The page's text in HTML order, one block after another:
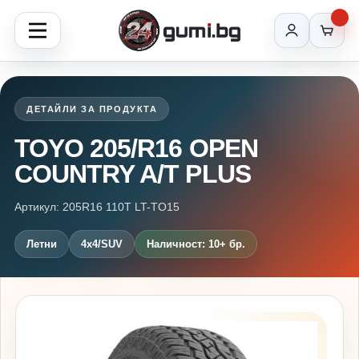
ДЕТАЙЛИ ЗА ПРОДУКТА
TOYO 205/R16 OPEN
COUNTRY A/T PLUS
Артикул: 205R16 110T LT-TO15
Летни 4x4/SUV Наличност: 10+ бр.